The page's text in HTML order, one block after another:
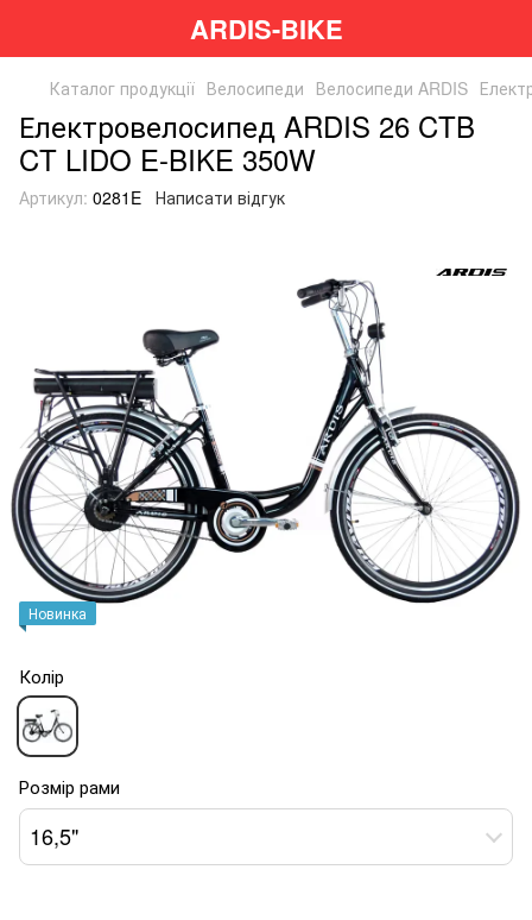
ARDIS-BIKE
Каталог продукції Велосипеди Велосипеди ARDIS
Електровелосипед ARDIS 26 CTB
CT LIDO E-BIKE 350W
Артикул: 0281E Написати відгук
Новинка
Колір
Розмір рами
16,5"